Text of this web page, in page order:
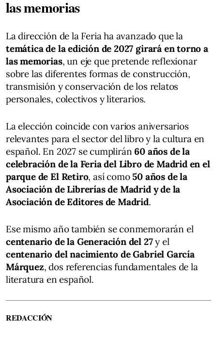
las memorias
La dirección de la Feria ha avanzado que la
temática de la edición de 2027 girará en torno a
las memorias, un eje que pretende reflexionar
sobre las diferentes formas de construcción,
transmisión y conservación de los relatos
personales, colectivos y literarios.
La elección coincide con varios aniversarios
relevantes para el sector del libro y la cultura en
español. En 2027 se cumplirán60 años de la
celebración de la Feria del Libro de Madrid en el
parque de El Retiro, así como50 años de la
Asociación de Librerías de Madrid y de la
Asociación de Editores de Madrid.
Ese mismo año también se conmemorarán el
centenario de la Generación del 27y el
centenario del nacimiento de Gabriel García
Márquez, dos referencias fundamentales de la
literatura en español.
REDACCIÓN